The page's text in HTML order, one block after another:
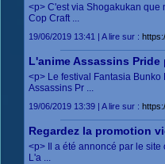
<p> C'est via Shogakukan
Cop Craft ...
19/06/2019 13:41 | A lire sur :
L'anime Assassins
<p> Le festival Fantasia
Assassins Pr ...
19/06/2019 13:39 | A lire sur :
Regardez la promotion
<p> Il a été annoncé par le
L'a ...